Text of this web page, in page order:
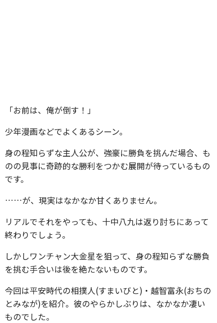
「お前は、俺が倒す！」
少年漫画などでよくあるシーン。
身の程知らずな主人公が、強豪に勝負を挑んだ場合、も
のの見事に奇跡的な勝利をつかむ展開が待っているもの
です。
……が、現実はなかなか甘くありません。
リアルでそれをやっても、十中八九は返り討ちにあって
終わりでしょう。
しかしワンチャン大金星を狙って、身の程知らずな勝負
を挑む手合いは後を絶たないものです。
今回は平安時代の相撲人(すまいびと)・越智富永(おちの
とみなが)を紹介。彼のやらかしぶりは、なかなか凄い
ものでした。